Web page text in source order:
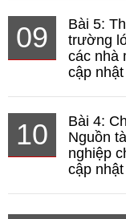
09
Bài 5:
trường
các nhà
cập
10
Bài 4:
Nguồn
nghiệp
cập